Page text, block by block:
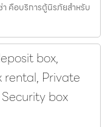
า คือบริการตู้นิรภัยสำหรับ
box,
rental, Private
box